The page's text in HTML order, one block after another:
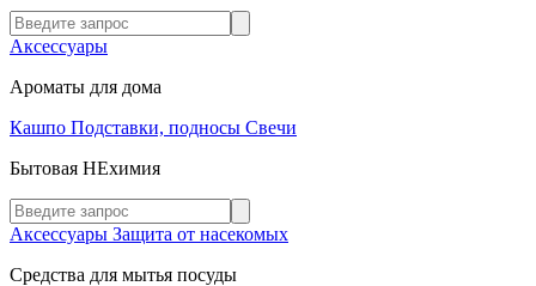
Аксессуары
Ароматы для дома
Кашпо Подставки, подносы Свечи
Бытовая НЕхимия
Аксессуары Защита от насекомых
Средства для мытья посуды